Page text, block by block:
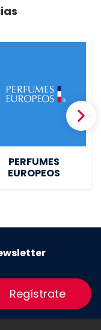
PERFUMES
EUROPEOS
Regístrate